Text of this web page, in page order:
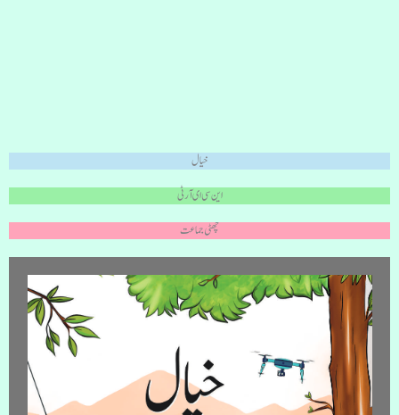
خیال
این سی ای آر ٹی
چھٹی جماعت